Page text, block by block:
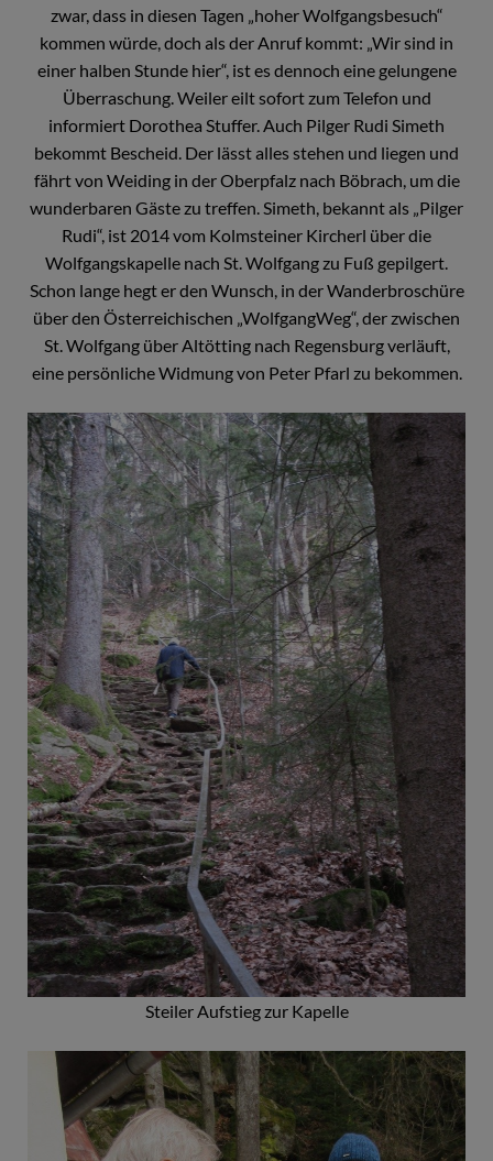
zwar, dass in diesen Tagen „hoher Wolfgangsbesuch“
kommen würde, doch als der Anruf kommt: „Wir sind in
einer halben Stunde hier“, ist es dennoch eine gelungene
Überraschung. Weiler eilt sofort zum Telefon und
informiert Dorothea Stuffer. Auch Pilger Rudi Simeth
bekommt Bescheid. Der lässt alles stehen und liegen und
fährt von Weiding in der Oberpfalz nach Böbrach, um die
wunderbaren Gäste zu treffen. Simeth, bekannt als „Pilger
Rudi“, ist 2014 vom Kolmsteiner Kircherl über die
Wolfgangskapelle nach St. Wolfgang zu Fuß gepilgert.
Schon lange hegt er den Wunsch, in der Wanderbroschüre
über den Österreichischen „WolfgangWeg“, der zwischen
St. Wolfgang über Altötting nach Regensburg verläuft,
eine persönliche Widmung von Peter Pfarl zu bekommen.
Steiler Aufstieg zur Kapelle